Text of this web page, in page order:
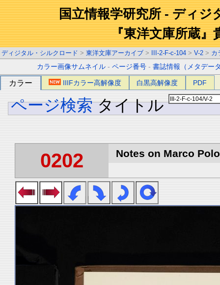
国立情報学研究所 - ディジ
『東洋文庫所蔵』
ディジタル・シルクロード > 東洋文庫アーカイブ > III-2-F-c-104 > V-2 > カ
カラー画像サムネイル -ページ番号 -書誌情報（メタデー
カラー IIIFカラー高解像度 白黒高解像度 PDF
ページ検索 タイトル
0202 Notes on Marco